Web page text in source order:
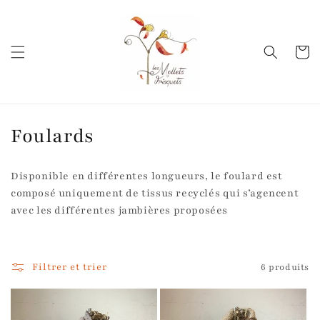
Panier
C
l
l
c
Foulards
Disponible en différentes longueurs, le foulard est
composé uniquement de tissus recyclés qui s’agencent
avec les différentes jambières proposées
Filtrer et trier 6 produits